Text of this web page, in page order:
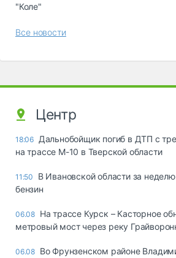
"Коле"
Все новости
Центр
18:06 Дальнобойщик погиб в ДТП с
на трассе М-10 в Тверской области
11:50
В Ивановской области за
бензин
06.08 На трассе Курск – Касторное
метровый мост через реку
06.08 Во Фрунзенском районе